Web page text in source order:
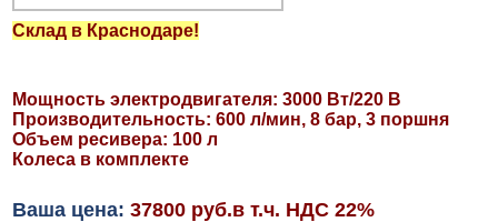
Склад в Краснодаре!
Мощность электродвигателя: 3000 Вт/220 В
Производительность: 600 л/мин, 8 бар, 3 поршня
Объем ресивера: 100 л
Колеса в комплекте
Ваша цена: 37800 руб.в т.ч. НДС 22%